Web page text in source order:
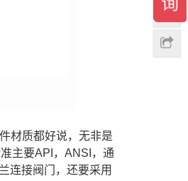
材质都好说，无非是
主要API，ANSI，通
连接阀门，还要采用